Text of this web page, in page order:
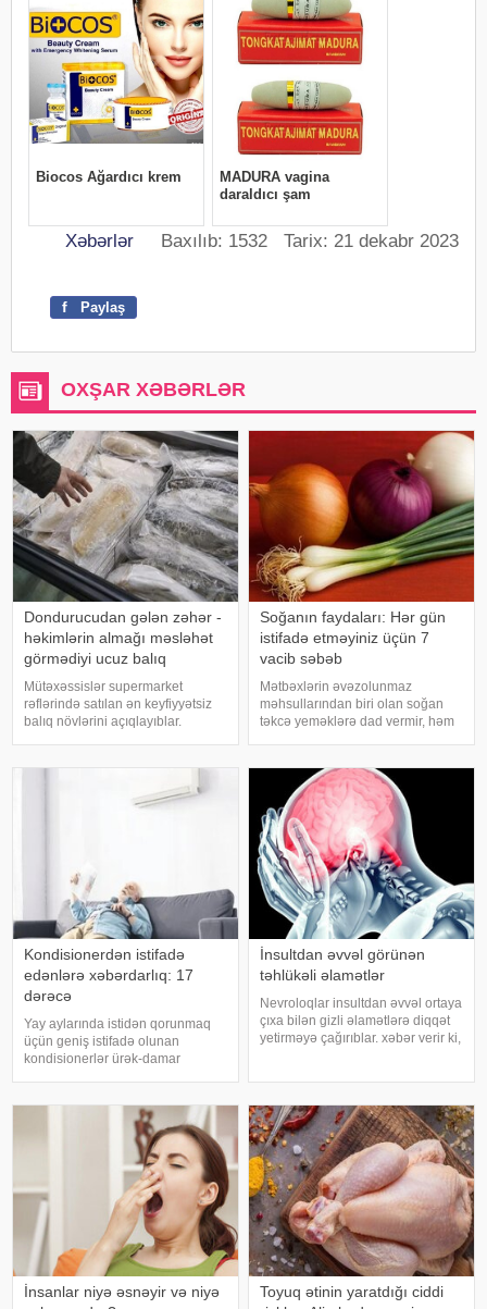
Xəbərlər Baxılıb: 1532 Tarix: 21 dekabr 2023
f Paylaş
OXŞAR XƏBƏRLƏR
Dondurucudan gələn zəhər -
həkimlərin almağı məsləhət
görmədiyi ucuz balıq
Mütəxəssislər supermarket
rəflərində satılan ən keyfiyyətsiz
balıq növlərini açıqlayıblar.
görünür. xarici mediaya istinadən
xəbər verir ki, supermarketlərdək
Soğanın faydaları: Hər gün
istifadə etməyiniz üçün 7
vacib səbəb
Mətbəxlərin əvəzolunmaz
məhsullarından biri olan soğan
təkcə yeməklərə dad vermir, həm
tərkibindəki vitaminlər, minerallar
və antioksidantlar sayəsində soğa
Kondisionerdən istifadə
edənlərə xəbərdarlıq: 17
dərəcə
Yay aylarında istidən qorunmaq
üçün geniş istifadə olunan
kondisionerlər ürək-damar
kardioloqların bildirdiyinə görə,
tərli halda qəfil çox soyuq otağ
İnsultdan əvvəl görünən
təhlükəli əlamətlər
Nevroloqlar insultdan əvvəl ortaya
çıxa bilən gizli əlamətlərə diqqət
yetirməyə çağırıblar. xəbər verir ki,
verə bilər. Lakin b
İnsanlar niyə əsnəyir və niyə
Toyuq ətinin yaratdığı ciddi